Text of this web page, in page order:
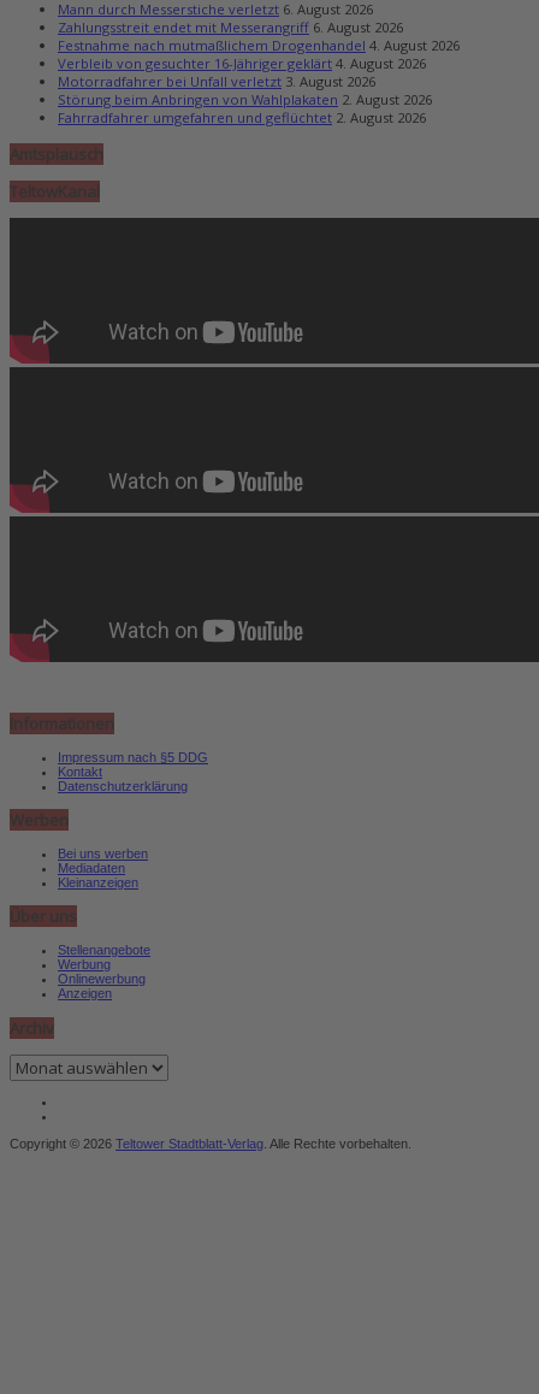
Mann durch Messerstiche verletzt 6. August 2026
Zahlungsstreit endet mit Messerangriff 6. August 2026
Festnahme nach mutmaßlichem Drogenhandel 4. August 2026
Verbleib von gesuchter 16-Jähriger geklärt 4. August 2026
Motorradfahrer bei Unfall verletzt 3. August 2026
Störung beim Anbringen von Wahlplakaten 2. August 2026
Fahrradfahrer umgefahren und geflüchtet 2. August 2026
Amtsplausch
TeltowKanal
Informationen
Impressum nach §5 DDG
Kontakt
Datenschutzerklärung
Werben
Bei uns werben
Mediadaten
Kleinanzeigen
Über uns
Stellenangebote
Werbung
Onlinewerbung
Anzeigen
Archiv
Archiv
Copyright © 2026 Teltower Stadtblatt-Verlag . Alle Rechte vorbehalten.